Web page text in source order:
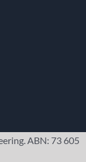
ABN: 73 605